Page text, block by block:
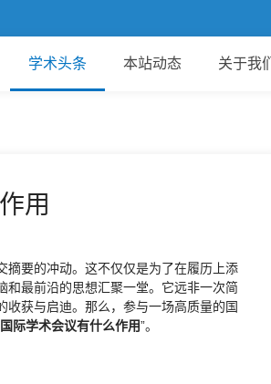
学术头条 本站动态 关于我们
用
摘要的冲动。这不仅仅是为了在履历上添
和最前沿的思想汇聚一堂。它远非一次简
获与启迪。那么，参与一场高质量的国
国际学术会议有什么作用”。